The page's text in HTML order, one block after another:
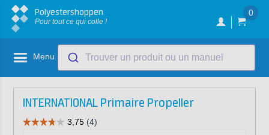
Polyestershoppen
Pour tout ce qui colle !
0
Menu Trouver un produit ou un manuel
INTERNATIONAL Primaire Propeller